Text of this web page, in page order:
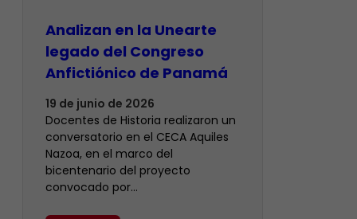
Analizan en la Unearte
legado del Congreso
Anfictiónico de Panamá
19 de junio de 2026
Docentes de Historia realizaron un
conversatorio en el CECA Aquiles
Nazoa, en el marco del
bicentenario del proyecto
convocado por…